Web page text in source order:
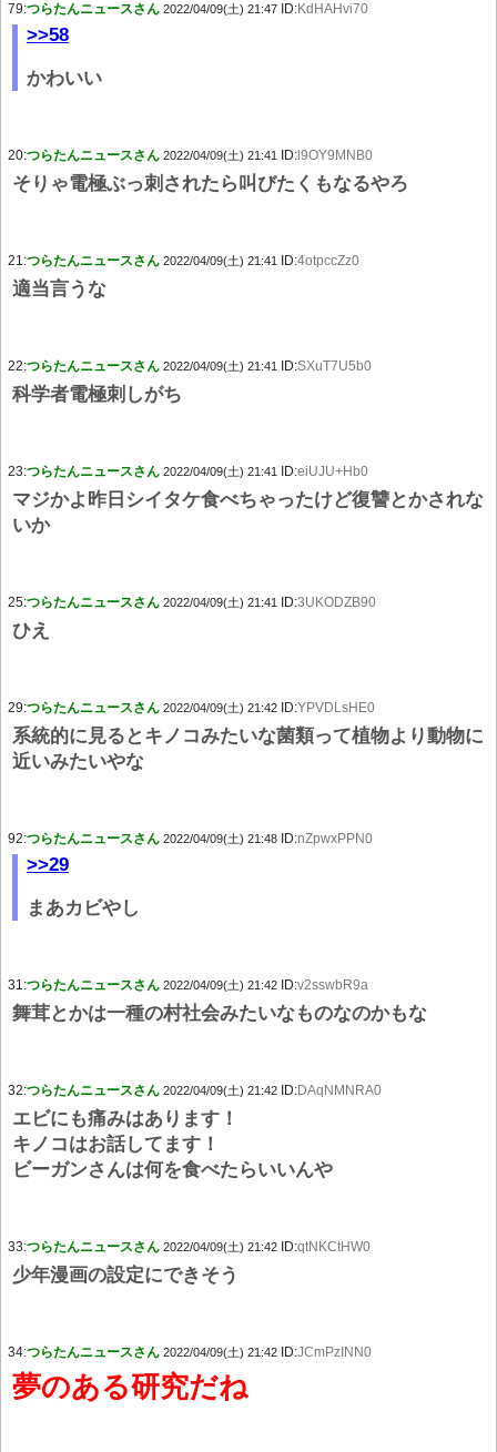
79:つらたんニュースさん 2022/04/09(土) 21:47 ID:KdHAHvi70
>>58
かわいい
20:つらたんニュースさん 2022/04/09(土) 21:41 ID: l9OY9MNB0
そりゃ電極ぶっ刺されたら叫びたくもなるやろ
21:つらたんニュースさん 2022/04/09(土) 21:41 ID:4otpccZz0
適当言うな
22:つらたんニュースさん 2022/04/09(土) 21:41 ID:SXuT7U5b0
科学者電極刺しがち
23:つらたんニュースさん 2022/04/09(土) 21:41 ID:eiUJU+Hb0
マジかよ昨日シイタケ食べちゃったけど復讐とかされな
いか
25:つらたんニュースさん 2022/04/09(土) 21:41 ID:3UKODZB90
ひえ
29:つらたんニュースさん 2022/04/09(土) 21:42 ID:YPVDLsHE0
系統的に見るとキノコみたいな菌類って植物より動物に
近いみたいやな
92:つらたんニュースさん 2022/04/09(土) 21:48 ID:nZpwxPPN0
>>29
まあカビやし
31:つらたんニュースさん 2022/04/09(土) 21:42 ID:v2sswbR9a
舞茸とかは一種の村社会みたいなものなのかもな
32:つらたんニュースさん 2022/04/09(土) 21:42 ID:DAqNMNRA0
エビにも痛みはあります！
キノコはお話してます！
ビーガンさんは何を食べたらいいんや
33:つらたんニュースさん 2022/04/09(土) 21:42 ID:qtNKCtHW0
少年漫画の設定にできそう
34:つらたんニュースさん 2022/04/09(土) 21:42 ID:JCmPzINN0
夢のある研究だね